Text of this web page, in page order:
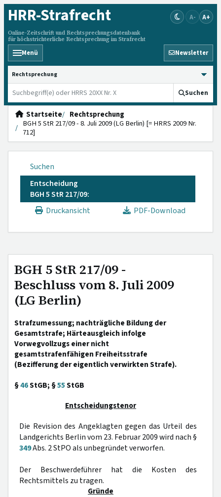
HRR-Strafrecht
Online-Zeitschrift und Rechtsprechungsdatenbank
für höchstrichterliche Rechtsprechung im Strafrecht
A- A+
Menü Newsletter
HRRS durchsuchen
Suchen
Startseite
Rechtsprechung
BGH 5 StR 217/09 - 8. Juli 2009 (LG Berlin) [= HRRS 2009 Nr.
712]
Suchen
Entscheidung
BGH 5 StR 217/09:
Druckansicht
PDF-Download
BGH 5 StR 217/09 -
Beschluss vom 8. Juli 2009
(LG Berlin)
Strafzumessung; nachträgliche Bildung der
Gesamtstrafe; Härteausgleich infolge
Vorwegvollzugs einer nicht
gesamtstrafenfähigen Freiheitsstrafe
(Bezifferung der eigentlich verwirkten Strafe).
§46StGB; §55StGB
Entscheidungstenor
Die Revision des Angeklagten gegen das Urteil des
Landgerichts Berlin vom 23. Februar 2009 wird nach §
349Abs. 2 StPO als unbegründet verworfen.
Der Beschwerdeführer hat die Kosten des
Rechtsmittels zu tragen.
Gründe